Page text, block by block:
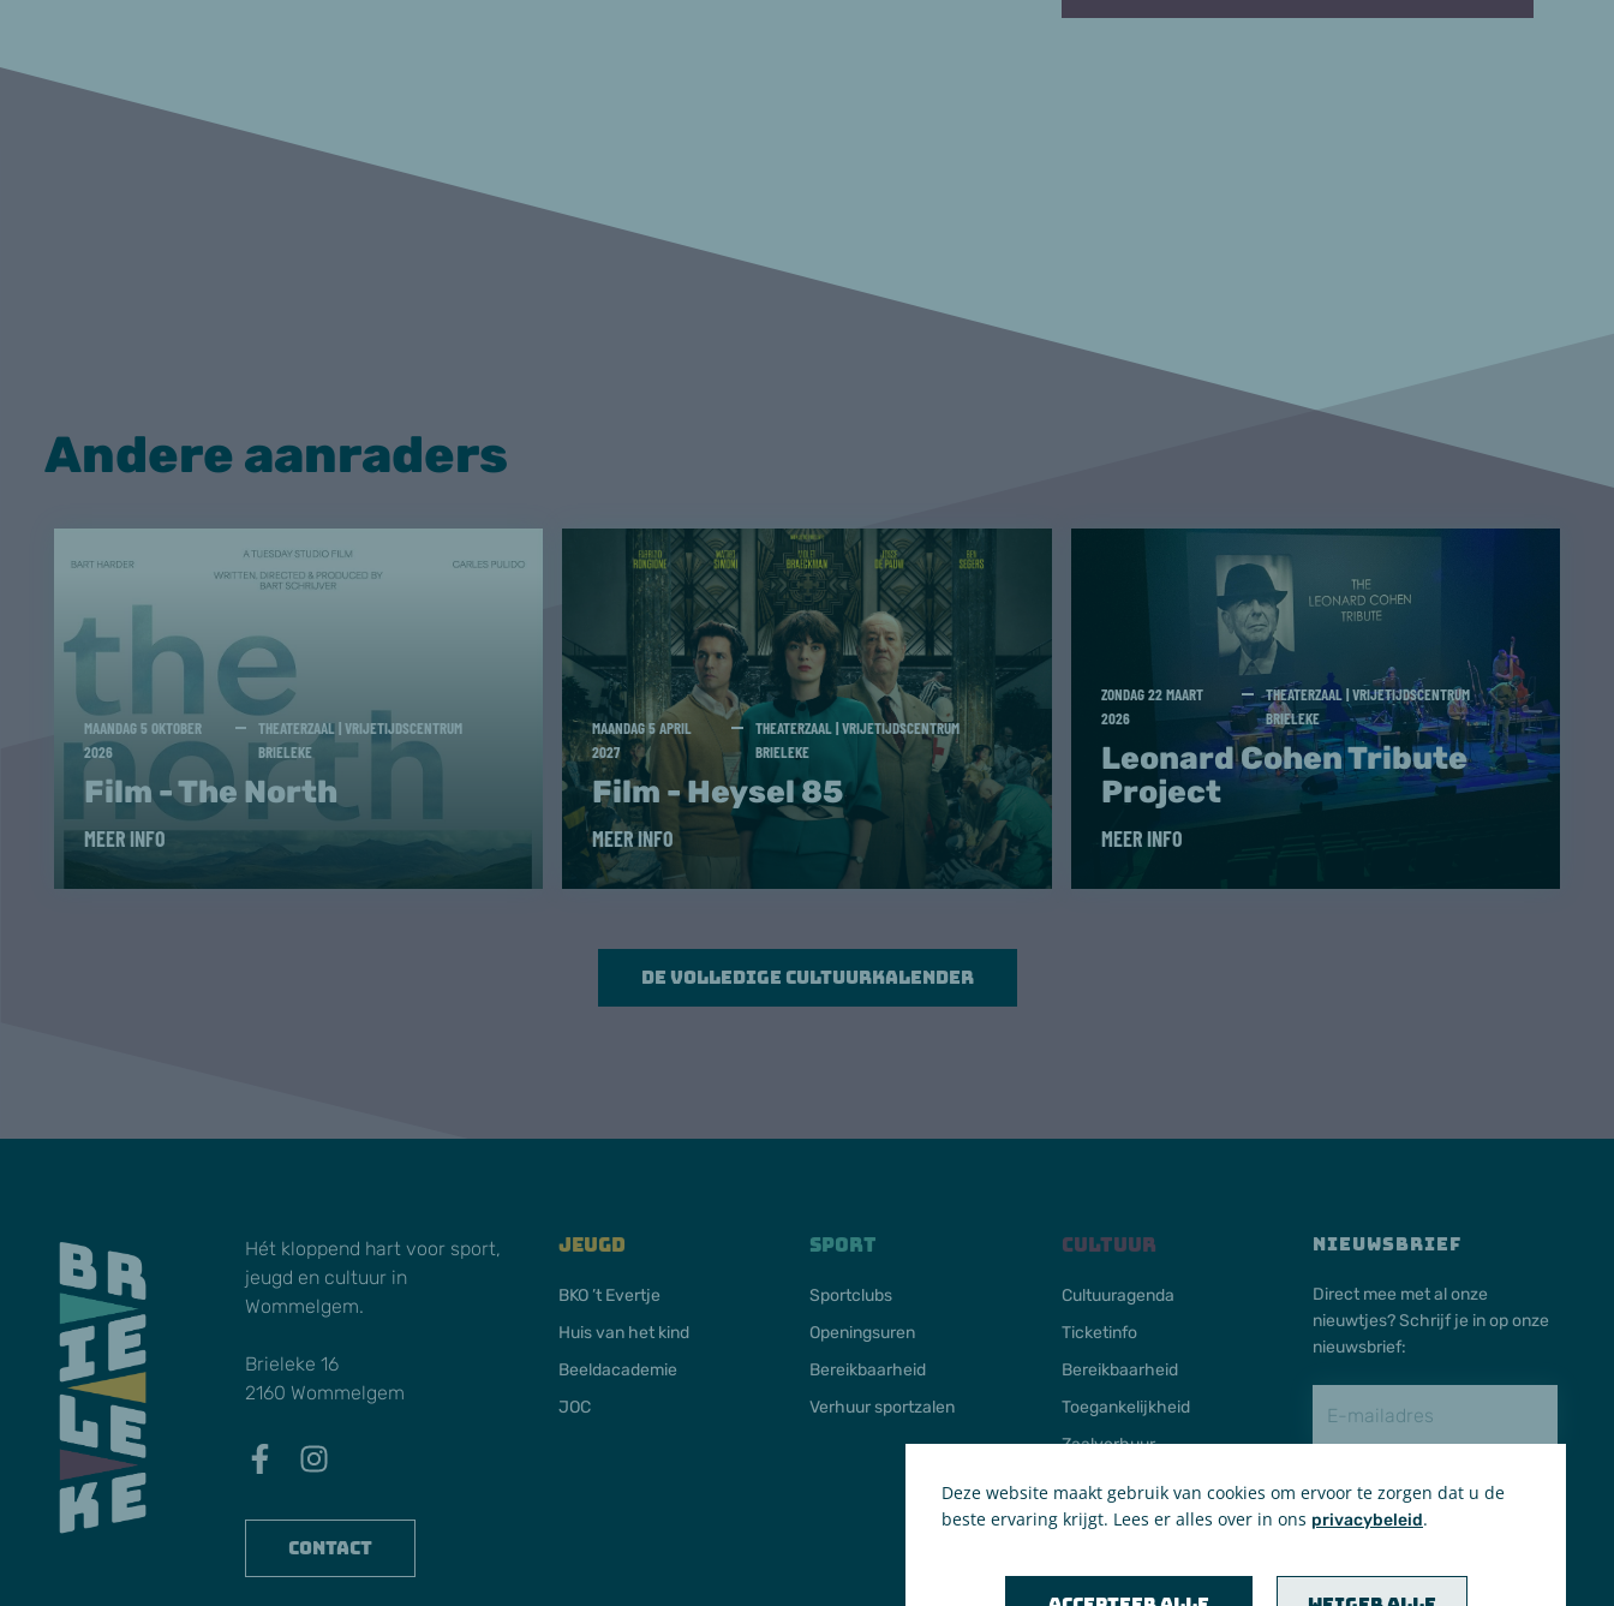
Andere aanraders
MAANDAG 5 OKTOBER
2026
THEATERZAAL | VRIJETIJDSCENTRUM
BRIELEKE
Film - The North
MEER INFO
MAANDAG 5 APRIL
2027
THEATERZAAL | VRIJETIJDSCENTRUM
BRIELEKE
Film - Heysel 85
MEER INFO
ZONDAG 22 MAART
2026
THEATERZAAL | VRIJETIJDSCENTRUM
BRIELEKE
Leonard Cohen Tribute
Project
MEER INFO
De volledige cultuurkalender
NIEUWSBRIEF
Direct mee met al onze
nieuwtjes? Schrijf je in op onze
nieuwsbrief:
Schrijf in
Hét kloppend hart voor sport,
jeugd en cultuur in
Wommelgem.
Brieleke 16
2160 Wommelgem
Contact
Jeugd
BKO ’t Evertje
Huis van het kind
Beeldacademie
JOC
Sport
Sportclubs
Openingsuren
Bereikbaarheid
Verhuur sportzalen
Cultuur
Cultuuragenda
Ticketinfo
Bereikbaarheid
Toegankelijkheid
Zaalverhuur
Deze website maakt gebruik van cookies om ervoor te zorgen dat u de
beste ervaring krijgt. Lees er alles over in ons privacybeleid.